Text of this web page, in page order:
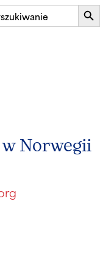
Norwegii